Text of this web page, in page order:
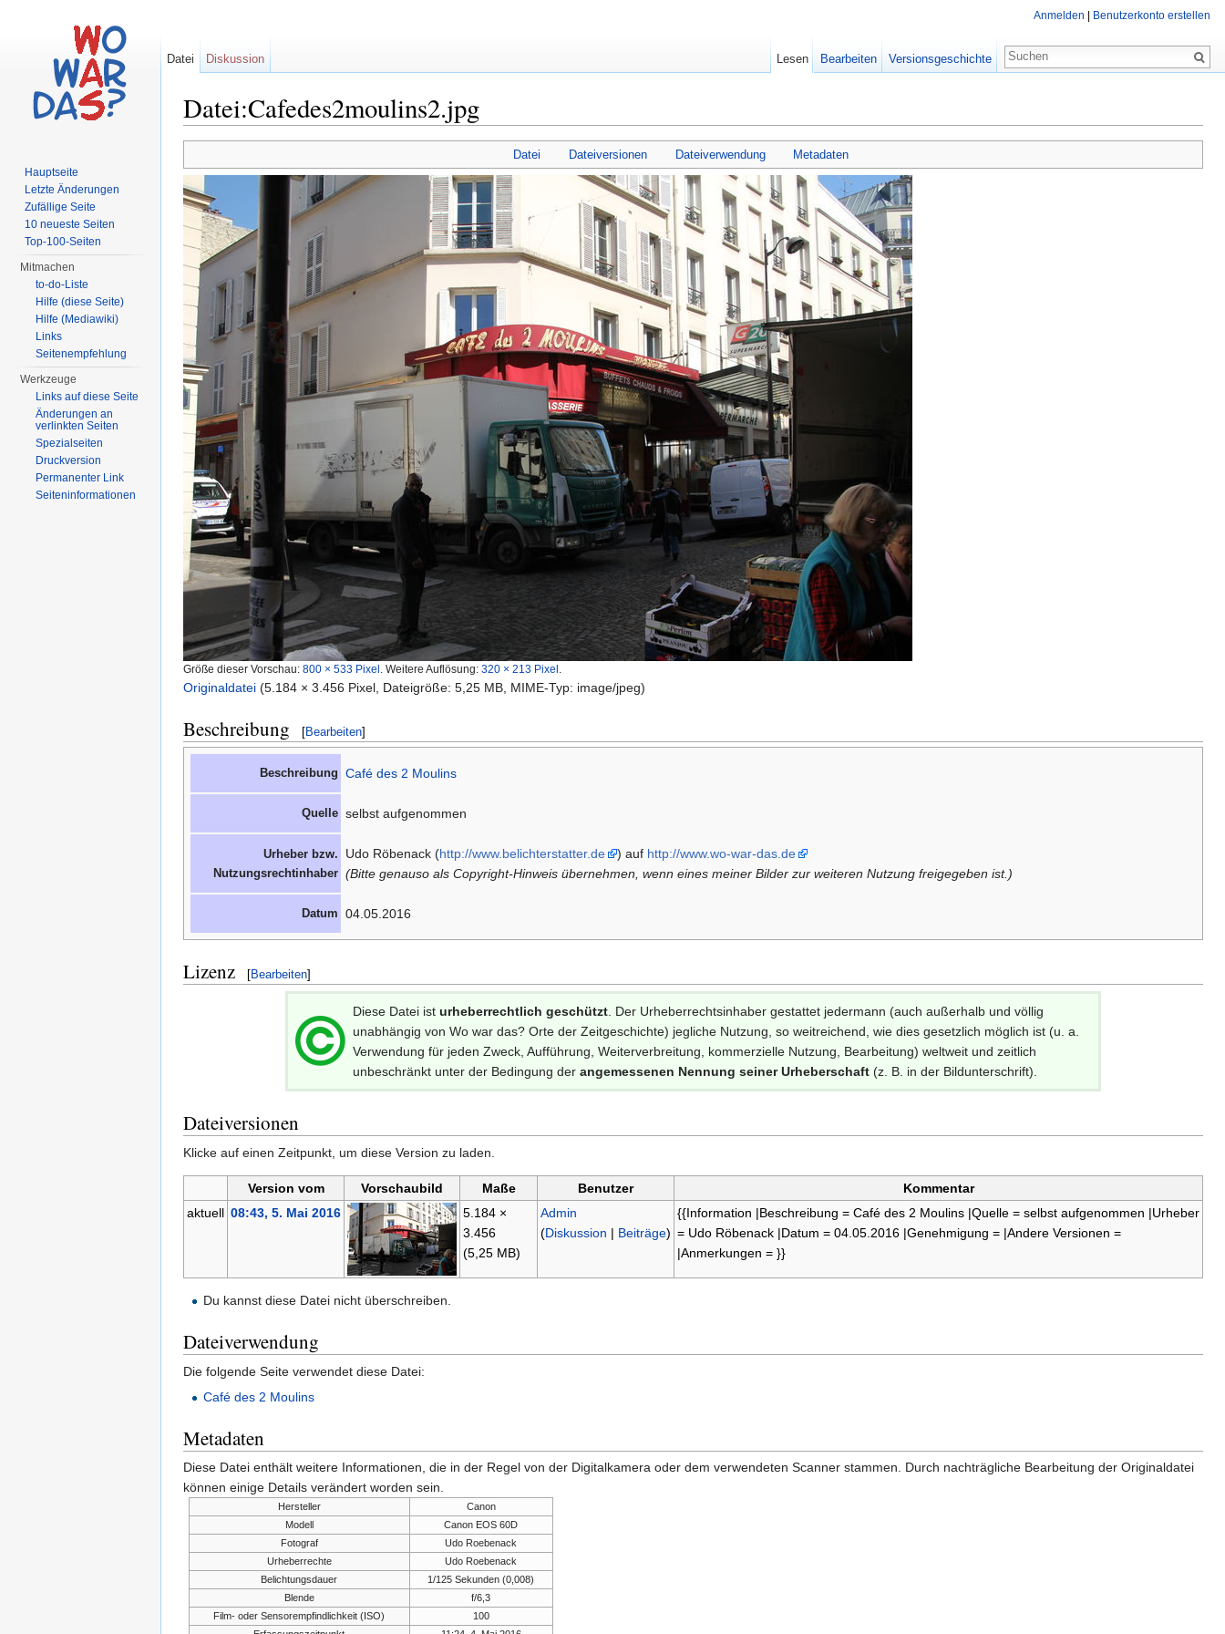
Datei:Cafedes2moulins2.jpg
Datei Dateiversionen Dateiverwendung Metadaten
Größe dieser Vorschau: 800 × 533 Pixel Weitere Auflösung: 320 × 213 Pixel
Originaldatei (5.184 × 3.456 Pixel, Dateigröße: 5,25 MB, MIME-Typ: image/jpeg)
Beschreibung [Bearbeiten]
Beschreibung Café des 2 Moulins
Quelle selbst aufgenommen
Urheber bzw.
Nutzungsrechtinhaber
Udo Röbenack (http://www.belichterstatter.de ) auf http://www.wo-war-das.de
(Bitte genauso als Copyright-Hinweis übernehmen, wenn eines meiner Bilder zur weiteren Nutzung freigegeben ist.)
Datum 04.05.2016
Lizenz [Bearbeiten]
Diese Datei ist urheberrechtlich geschützt. Der Urheberrechtsinhaber gestattet jedermann (auch außerhalb und völlig
unabhängig von Wo war das? Orte der Zeitgeschichte) jegliche Nutzung, so weitreichend, wie dies gesetzlich möglich ist (u. a.
Verwendung für jeden Zweck, Aufführung, Weiterverbreitung, kommerzielle Nutzung, Bearbeitung) weltweit und zeitlich
unbeschränkt unter der Bedingung der angemessenen Nennung seiner Urheberschaft (z. B. in der Bildunterschrift).
Dateiversionen
Klicke auf einen Zeitpunkt, um diese Version zu laden.
Version vom Vorschaubild Maße Benutzer
Kommentar
aktuell 08:43, 5. Mai 2016
5.184 ×
3.456
(5,25 MB)
Admin
(Diskussion | Beiträge)
{{Information |Beschreibung = Café des 2 Moulins |Quelle = selbst aufgenommen |Urheber
= Udo Röbenack |Datum = 04.05.2016 |Genehmigung = |Andere Versionen =
|Anmerkungen = }}
Du kannst diese Datei nicht überschreiben.
Dateiverwendung
Die folgende Seite verwendet diese Datei:
Café des 2 Moulins
Metadaten
Diese Datei enthält weitere Informationen, die in der Regel von der Digitalkamera oder dem verwendeten Scanner stammen. Durch nachträgliche Bearbeitung der Originaldatei
können einige Details verändert worden sein.
Hersteller
Canon
Modell
Canon EOS 60D
Fotograf
Udo Roebenack
Urheberrechte
Udo Roebenack
Belichtungsdauer
1/125 Sekunden (0,008)
Blende
f/6,3
Film- oder Sensorempfindlichkeit (ISO)
100
Anmelden Benutzerkonto erstellen
Datei Diskussion Lesen Bearbeiten Versionsgeschichte
Hauptseite
Letzte Änderungen
Zufällige Seite
10 neueste Seiten
Top-100-Seiten
Mitmachen
to-do-Liste
Hilfe (diese Seite)
Hilfe (Mediawiki)
Links
Seitenempfehlung
Werkzeuge
Links auf diese Seite
Änderungen an
verlinkten Seiten
Spezialseiten
Druckversion
Permanenter Link
Seiteninformationen